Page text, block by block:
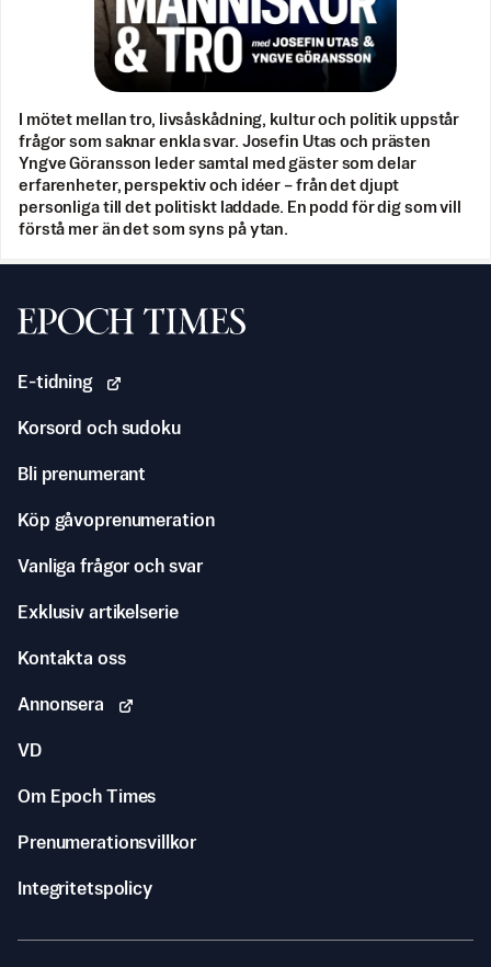
I mötet mellan tro, livsåskådning, kultur och politik uppstår
frågor som saknar enkla svar. Josefin Utas och prästen
Yngve Göransson leder samtal med gäster som delar
erfarenheter, perspektiv och idéer – från det djupt
personliga till det politiskt laddade. En podd för dig som vill
förstå mer än det som syns på ytan.
Svenska Epoch Times
E-tidning
Korsord och sudoku
Bli prenumerant
Köp gåvoprenumeration
Vanliga frågor och svar
Exklusiv artikelserie
Kontakta oss
Annonsera
VD
Om Epoch Times
Prenumerationsvillkor
Integritetspolicy